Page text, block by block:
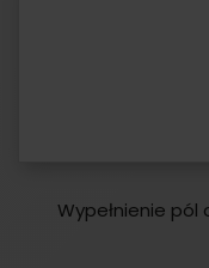
Wypełnienie